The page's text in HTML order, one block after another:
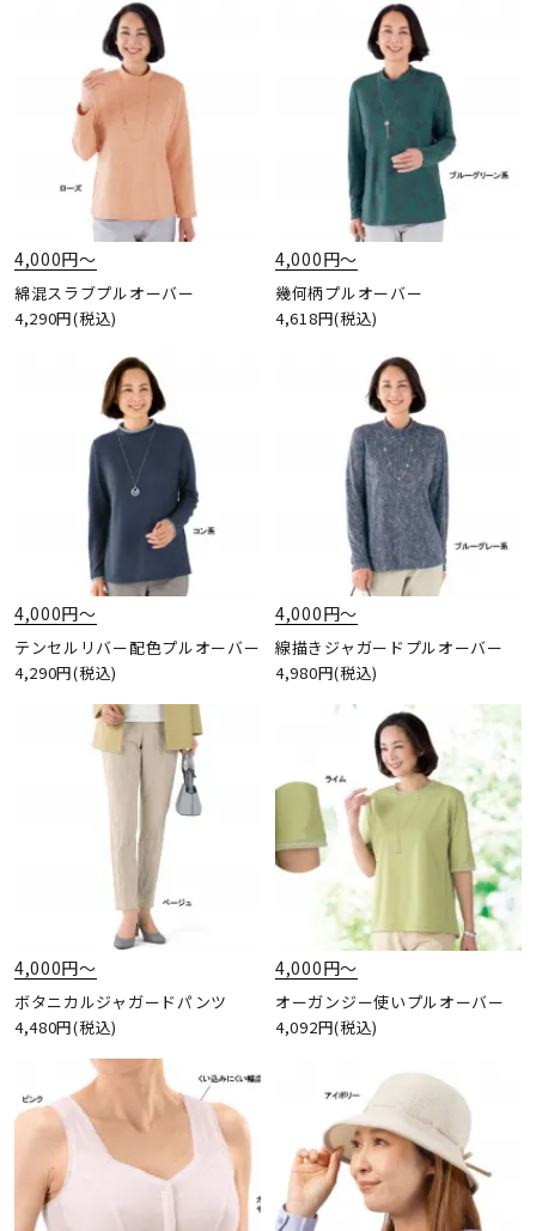
4,000円〜
綿混スラブプルオーバー
4,290円(税込)
4,000円〜
幾何柄プルオーバー
4,618円(税込)
4,000円〜
テンセルリバー配色プルオーバー
4,290円(税込)
4,000円〜
線描きジャガードプルオーバー
4,980円(税込)
4,000円〜
ボタニカルジャガードパンツ
4,480円(税込)
4,000円〜
オーガンジー使いプルオーバー
4,092円(税込)